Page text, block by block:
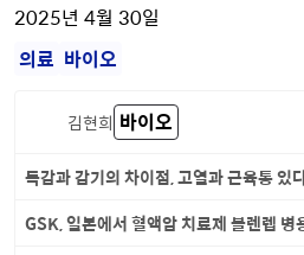
2025년 4월 30일
의료 바이오
김현희 바이오
독감과 감기의 차이점, 고열과 근육통 있
GSK, 일본에서 혈액암 치료제 블렌렙 병